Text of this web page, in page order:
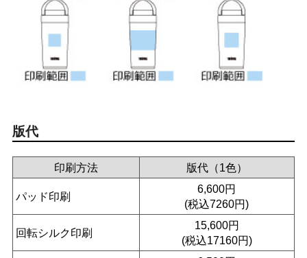
版代
印刷方法 版代（1色）
パッド印刷
6,600円
(税込7260円)
回転シルク印刷
15,600円
(税込17160円)